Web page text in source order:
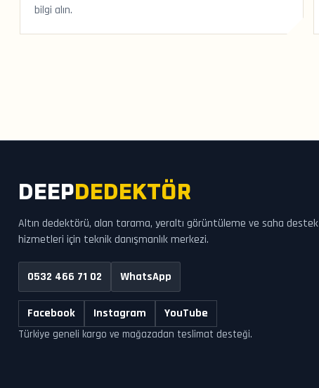
bilgi alın.
DEEP DEDEKTÖR
Altın dedektörü, alan tarama, yeraltı görüntüleme ve saha destek
hizmetleri için teknik danışmanlık merkezi.
0532 466 71 02 WhatsApp
Facebook Instagram YouTube
Türkiye geneli kargo ve mağazadan teslimat desteği.